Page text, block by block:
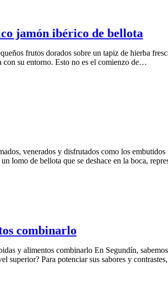
jamón ibérico de bellota
frutos dorados sobre un tapiz de hierba
con su entorno. Esto no es el comienzo de…
venerados y disfrutados como los
lomo de bellota que se deshace en la boca,
combinarlo
y alimentos combinarlo En Segundín,
superior? Para potenciar sus sabores y